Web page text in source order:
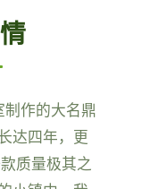
作的大名鼎
达四年，更
质量极其之